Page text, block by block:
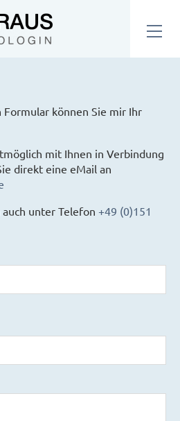
können Sie mir Ihr
mit Ihnen in Verbindung
direkt eine eMail an
unter Telefon +49 (0)151